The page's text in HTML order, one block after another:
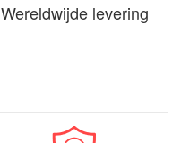
Wereldwijde levering